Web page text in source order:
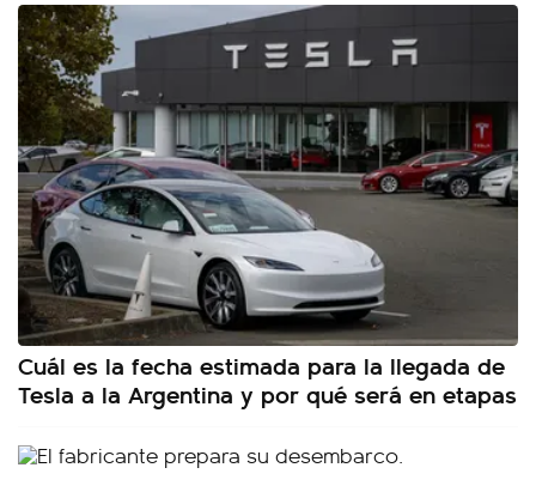
Cuál es la fecha estimada para la llegada de
Tesla a la Argentina y por qué será en etapas